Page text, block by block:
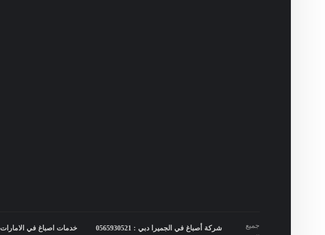
جميع
شركة أصباغ في الجميرا دبي : 0565930521 خدمات اصباغ في الامارات